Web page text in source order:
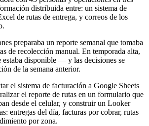
distribuida entre: un sistema de
de rutas de entrega, y correos de los
preparaba un reporte semanal que tomaba
de recolección manual. En temporada alta,
estaba disponible — y las decisiones se
de la semana anterior.
el sistema de facturación a Google Sheets
el reporte de rutas en un formulario que
desde el celular, y construir un Looker
entregas del día, facturas por cobrar, rutas
por zona.